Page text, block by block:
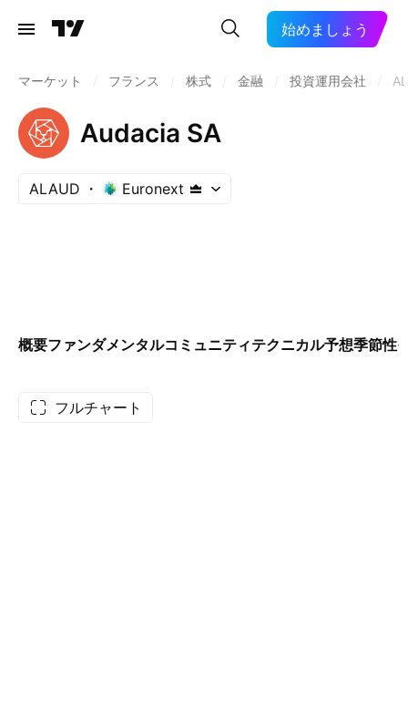
始めましょう
マーケット フランス 株式 金融 投資運用会社
Audacia SA
ALAUD Euronext
概要ファンダメンタルコミュニティテクニカル予想季節性
フルチャート